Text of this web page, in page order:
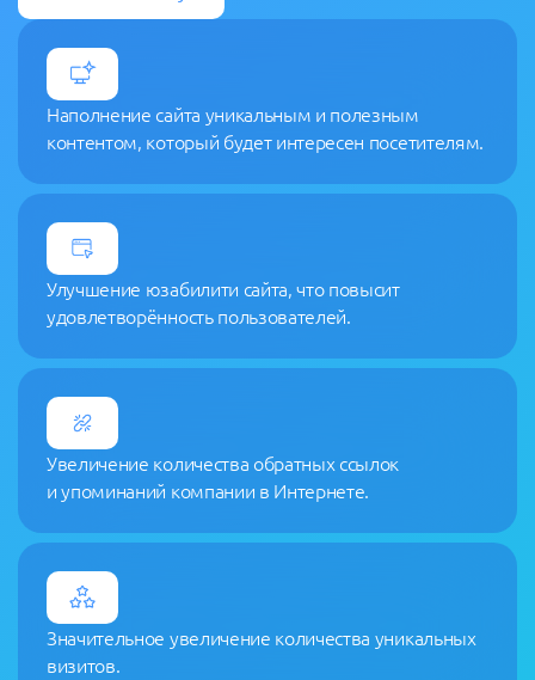
Наполнение сайта уникальным и полезным
контентом, который будет интересен посетителям.
Улучшение юзабилити сайта, что повысит
удовлетворённость пользователей.
Увеличение количества обратных ссылок
и упоминаний компании в Интернете.
Значительное увеличение количества уникальных
визитов.